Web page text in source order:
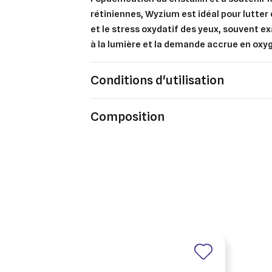
rétiniennes, Wyzium est idéal pour
et le stress oxydatif des yeux, souvent
à la lumière et la demande accrue en
Conditions d'utilisation
Composition